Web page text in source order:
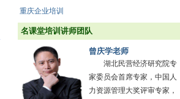
重庆企业培训
名课堂培训讲师团队
曾庆学老师
湖北民营经济研究院专
家委员会首席专家，中国人
力资源管理大奖评审专家，